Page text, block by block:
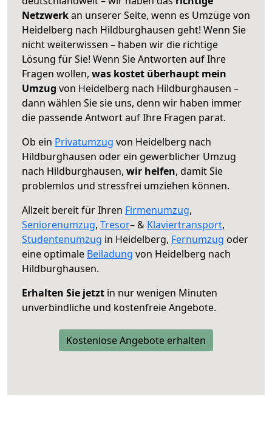
Netzwerkan unserer Seite, wenn es Umzüge von
Heidelberg nach Hildburghausen geht! Wenn Sie
nicht weiterwissen – haben wir die richtige
Lösung für Sie! Wenn Sie Antworten auf Ihre
Fragen wollen, was kostet überhaupt mein
Umzug von Heidelberg nach Hildburghausen –
dann wählen Sie sie uns, denn wir haben immer
die passende Antwort auf Ihre Fragen parat.
Ob ein Privatumzug von Heidelberg nach
Hildburghausen oder ein gewerblicher Umzug
nach Hildburghausen, wir helfen, damit Sie
problemlos und stressfrei umziehen können.
Allzeit bereit für Ihren Firmenumzug,
Seniorenumzug, Tresor– & Klaviertransport,
Studentenumzug in Heidelberg, Fernumzug oder
eine optimale Beiladung von Heidelberg nach
Hildburghausen.
Erhalten Sie jetzt in nur wenigen Minuten
unverbindliche und kostenfreie Angebote.
Kostenlose Angebote erhalten